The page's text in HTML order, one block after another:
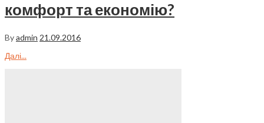
комфорт та економію?
Byadmin 21.09.2016
Далі...